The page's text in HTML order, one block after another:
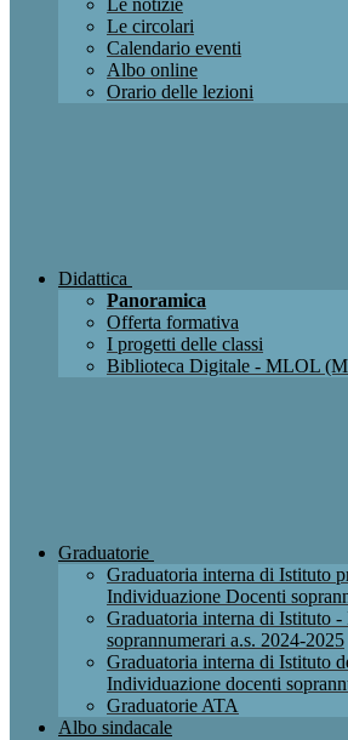
Le notizie
Le circolari
Calendario eventi
Albo online
Orario delle lezioni
Didattica
Panoramica
Offerta formativa
I progetti delle classi
Biblioteca Digitale - MLOL
Graduatorie
Graduatoria interna di Istituto
Individuazione Docenti
Graduatoria interna di Istituto
soprannumerari a.s. 2024-2025
Graduatoria interna di Istituto
Individuazione docenti
Graduatorie ATA
Albo sindacale